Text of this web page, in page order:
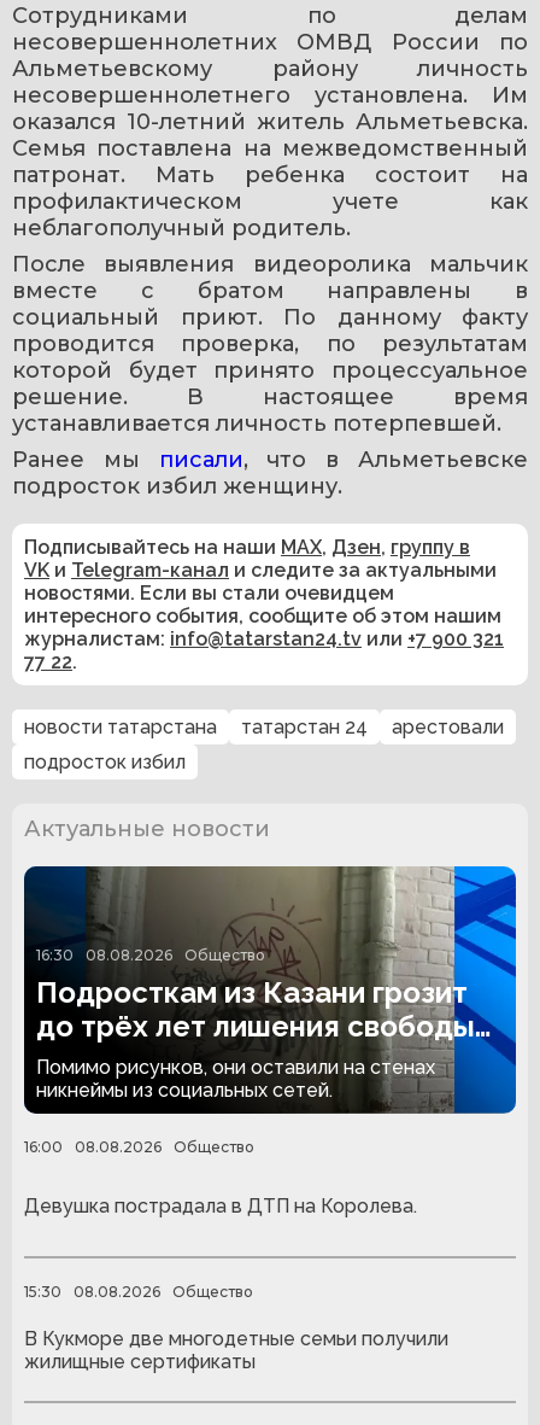
Сотрудниками по делам
несовершеннолетних ОМВД России по
Альметьевскому району личность
несовершеннолетнего установлена. Им
оказался 10-летний житель Альметьевска.
Семья поставлена на межведомственный
патронат. Мать ребенка состоит на
профилактическом учете как
неблагополучный родитель.
После выявления видеоролика мальчик
вместе с братом направлены в
социальный приют. По данному факту
проводится проверка, по результатам
которой будет принято процессуальное
решение. В настоящее время
устанавливается личность потерпевшей.
Ранее мы
писали, что в Альметьевске
подросток избил женщину.
Подписывайтесь на наши MAX, Дзен, группу в
VK и Telegram-канал и следите за актуальными
новостями. Если вы стали очевидцем
интересного события, сообщите об этом нашим
журналистам: info@tatarstan24.tv или +7 900 321
77 22.
новости татарстана татарстан 24
арестовали
подросток избил
Актуальные новости
16:30 08.08.2026 Общество
Подросткам из Казани грозит
до трёх лет лишения свободы
за граффити
Помимо рисунков, они оставили на стенах
никнеймы из социальных сетей.
16:00 08.08.2026 Общество
Девушка пострадала в ДТП на Королева.
15:30 08.08.2026 Общество
В Кукморе две многодетные семьи получили
жилищные сертификаты